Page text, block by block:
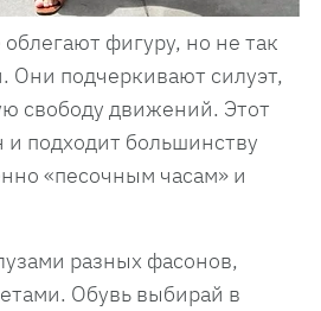
фигуру, но не так
Они подчеркивают силуэт,
свободу движений. Этот
и подходит большинству
«песочным часам» и
разных фасонов,
Обувь выбирай в